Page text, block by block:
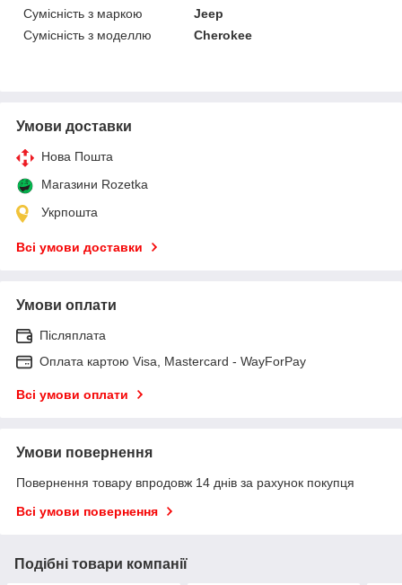
Сумісність з маркою
Jeep
Сумісність з моделлю
Cherokee
Умови доставки
Нова Пошта
Магазини Rozetka
Укрпошта
Всі умови доставки
Умови оплати
Післяплата
Оплата картою Visa, Mastercard - WayForPay
Всі умови оплати
Умови повернення
Повернення товару впродовж 14 днів за рахунок покупця
Всі умови повернення
Подібні товари компанії